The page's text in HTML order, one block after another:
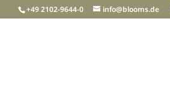
+49 2102-9644-0 info@blooms.de